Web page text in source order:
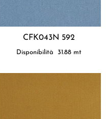
CFK043N 592
Disponibilità 31.88 mt